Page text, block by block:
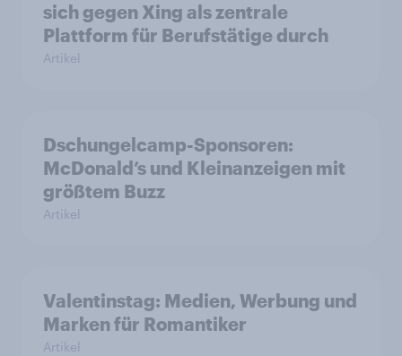
sich gegen Xing als zentrale
Plattform für Berufstätige durch
Artikel
Dschungelcamp-Sponsoren:
McDonald’s und Kleinanzeigen mit
größtem Buzz
Artikel
Valentinstag: Medien, Werbung und
Marken für Romantiker
Artikel